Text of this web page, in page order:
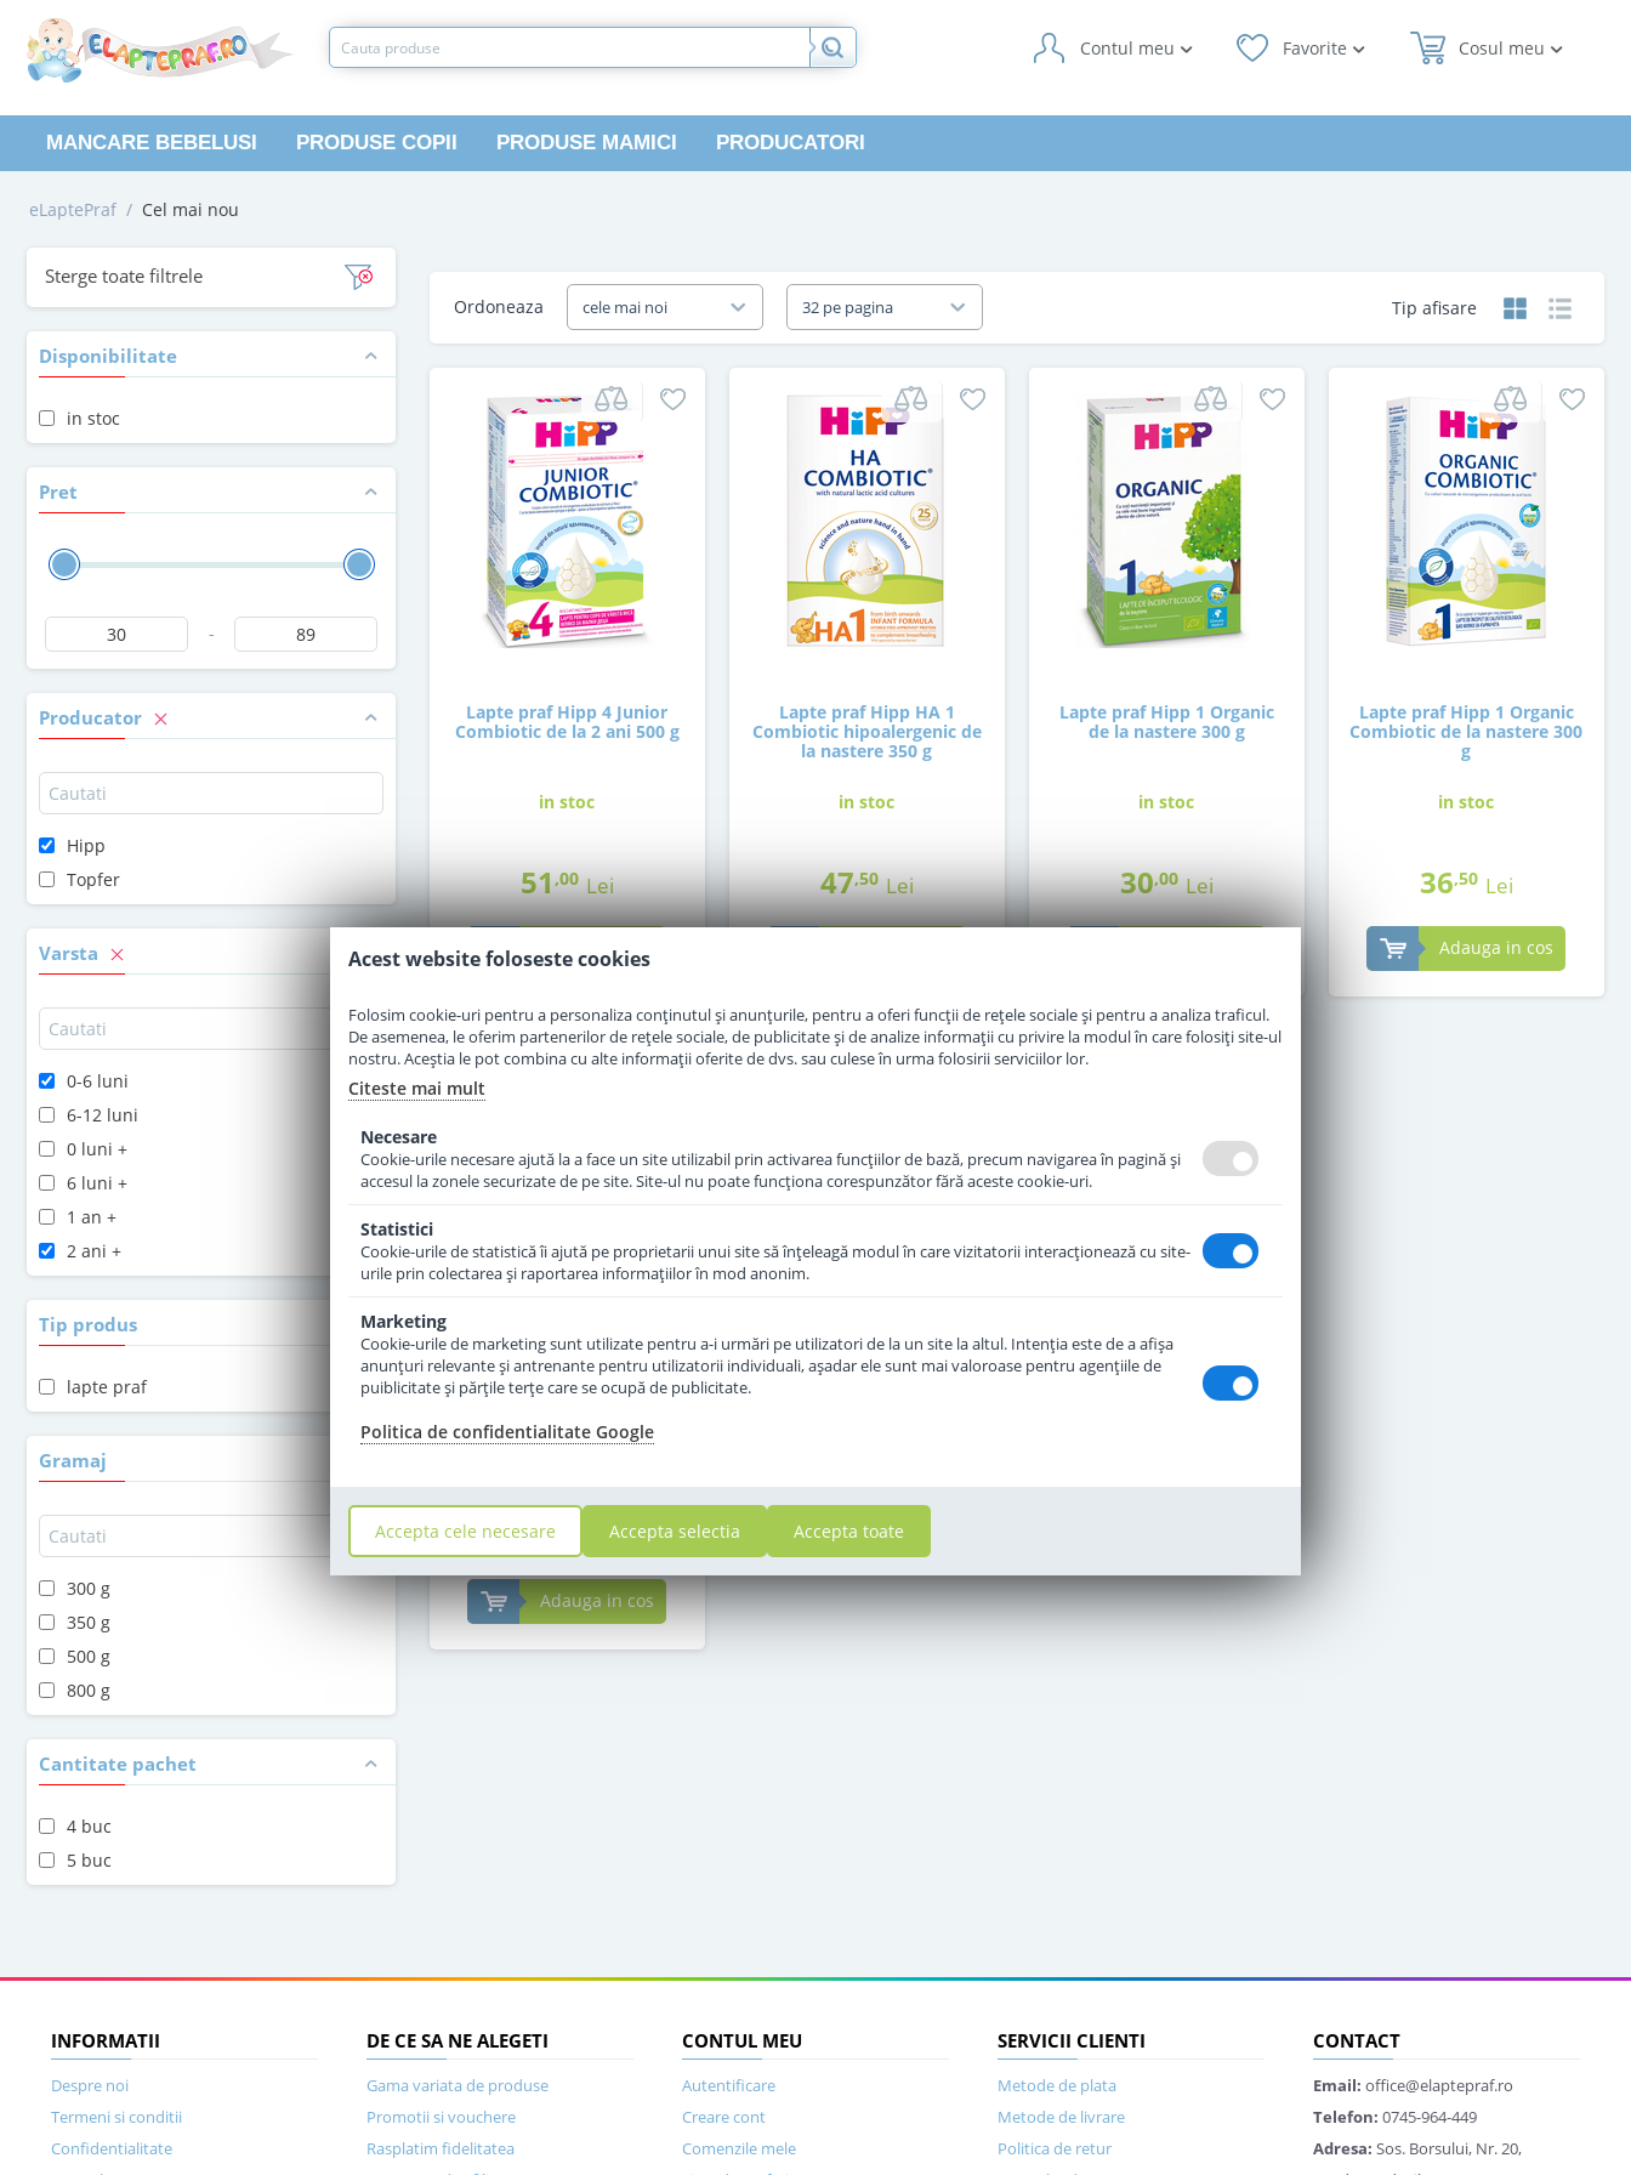
Cosul meu
Favorite
Contul meu
MANCARE BEBELUSI PRODUSE COPII PRODUSE MAMICI PRODUCATORI
eLaptePraf / Cel mai nou
Sterge toate filtrele
Disponibilitate
in stoc
Pret
-
Producator
Hipp
Topfer
Varsta
0-6 luni
6-12 luni
0 luni +
6 luni +
1 an +
2 ani +
Tip produs
lapte praf
Gramaj
300 g
350 g
500 g
800 g
Cantitate pachet
4 buc
5 buc
Tip afisare
Ordoneaza cele mai noi 32 pe pagina
Lapte praf Hipp 4 Junior
Combiotic de la 2 ani 500 g
in stoc
51,00 Lei
Adauga in cos
Lapte praf Hipp HA 1
Combiotic hipoalergenic de
la nastere 350 g
in stoc
47,50 Lei
Lapte praf Hipp 1 Organic
de la nastere 300 g
in stoc
30,00 Lei
Lapte praf Hipp 1 Organic
Combiotic de la nastere 300
g
in stoc
36,50 Lei
Adauga in cos
Lapte praf Hipp 1 Organic
Combiotic de la nastere 800
89,00 Lei
Adauga in cos
INFORMATII
Despre noi
Termeni si conditii
Confidentialitate
DE CE SA NE ALEGETI
Gama variata de produse
Promotii si vouchere
Rasplatim fidelitatea
CONTUL MEU
Autentificare
Creare cont
Comenzile mele
SERVICII CLIENTI
Metode de plata
Metode de livrare
Politica de retur
CONTACT
Email: office@elaptepraf.ro
Telefon: 0745-964-449
Adresa: Sos. Borsului, Nr. 20,
Acest website foloseste cookies
Folosim cookie-uri pentru a personaliza conținutul și anunțurile, pentru a oferi funcții de rețele sociale și pentru a analiza traficul.
De asemenea, le oferim partenerilor de rețele sociale, de publicitate și de analize informații cu privire la modul în care folosiți site-ul
nostru. Aceștia le pot combina cu alte informații oferite de dvs. sau culese în urma folosirii serviciilor lor.
Citeste mai mult
Necesare
Cookie-urile necesare ajută la a face un site utilizabil prin activarea funcţiilor de bază, precum navigarea în pagină şi
accesul la zonele securizate de pe site. Site-ul nu poate funcţiona corespunzător fără aceste cookie-uri.
Statistici
Cookie-urile de statistică îi ajută pe proprietarii unui site să înţeleagă modul în care vizitatorii interacţionează cu site-
urile prin colectarea şi raportarea informaţiilor în mod anonim.
Marketing
Cookie-urile de marketing sunt utilizate pentru a-i urmări pe utilizatori de la un site la altul. Intenţia este de a afişa
anunţuri relevante şi antrenante pentru utilizatorii individuali, aşadar ele sunt mai valoroase pentru agenţiile de
puiblicitate şi părţile terţe care se ocupă de publicitate.
Politica de confidentialitate Google
Accepta cele necesare Accepta selectia Accepta toate